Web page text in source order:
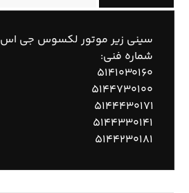
سینی زیر موتور لکسوس جی اس ۴۶۰
شماره فنی:
۵۱۴۱۰۳۰۱۶۰
۵۱۴۴۷۳۰۱۰۰
۵۱۴۴۴۳۰۱۷۱
۵۱۴۴۳۳۰۱۴۱
۵۱۴۴۲۳۰۱۸۱